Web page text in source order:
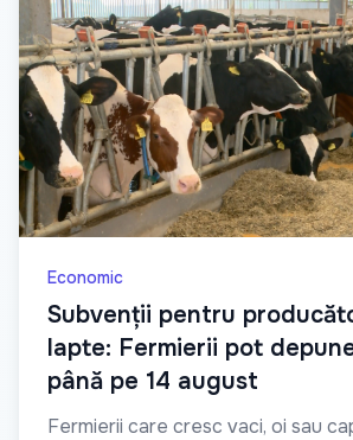
Economic
Subvenții pentru
lapte: Fermierii pot
până pe 14 august
Fermierii care cresc vaci, oi sau